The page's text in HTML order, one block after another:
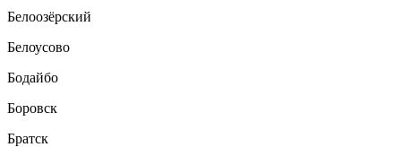
Белоозёрский
Белоусово
Бодайбо
Боровск
Братск